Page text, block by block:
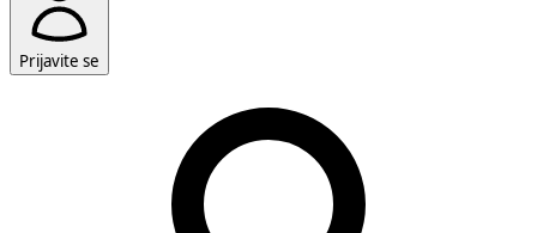
Prijavite se